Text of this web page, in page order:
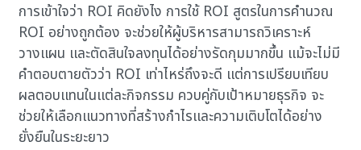
การเข้าใจว่า ROI คิดยังไง การใช้ ROI สูตรในการคำนวณ
ROI อย่างถูกต้อง จะช่วยให้ผู้บริหารสามารถวิเคราะห์
วางแผน และตัดสินใจลงทุนได้อย่างรัดกุมมากขึ้น แม้จะไม่มี
คำตอบตายตัวว่า ROI เท่าไหร่ถึงจะดี แต่การเปรียบเทียบ
ผลตอบแทนในแต่ละกิจกรรม ควบคู่กับเป้าหมายธุรกิจ จะ
ช่วยให้เลือกแนวทางที่สร้างกำไรและความเติบโตได้อย่าง
ยั่งยืนในระยะยาว